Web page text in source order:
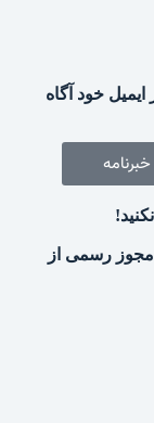
خود آگاه
مجوز رسمی از